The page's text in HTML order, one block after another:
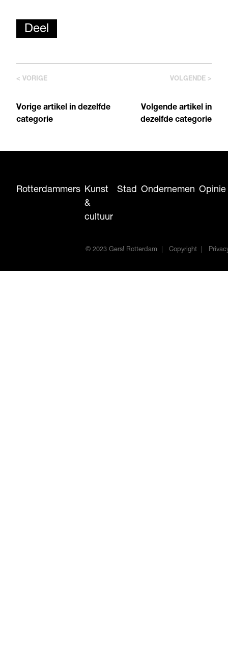
Deel
< VORIGE
Vorige artikel in dezelfde
categorie
VOLGENDE >
Volgende artikel in
dezelfde categorie
Rotterdammers Kunst
&
cultuur
Stad Ondernemen Opinie
© 2023 Gers! Rotterdam Copyright